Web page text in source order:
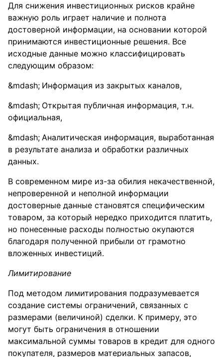
Для снижения инвестиционных рисков крайне
важную роль играет наличие и полнота
достоверной информации, на основании которой
принимаются инвестиционные решения. Все
исходные данные можно классифицировать
следующим образом:
Информация из закрытых каналов,
Открытая публичная информация, т.н.
официальная,
Аналитическая информация, выработанная
в результате анализа и обработки различных
данных.
В современном мире из-за обилия некачественной,
непроверенной и неполной информации
достоверные данные становятся специфическим
товаром, за который нередко приходится платить,
но понесенные расходы полностью окупаются
благодаря полученной прибыли от грамотно
вложенных инвестиций.
Лимитирование
Под методом лимитирования подразумевается
создание системы ограничений, связанных с
размерами (величиной) сделки. К примеру, это
могут быть ограничения в отношении
максимальной суммы товаров в кредит для одного
покупателя, размеров материальных запасов,